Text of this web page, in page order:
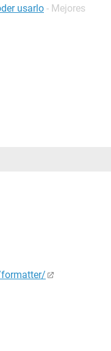
usarlo - Mejores